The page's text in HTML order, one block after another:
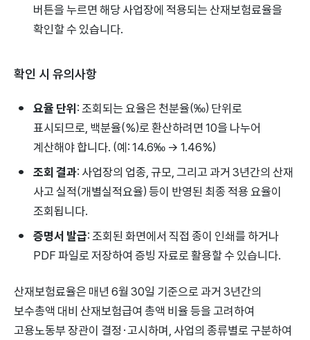
버튼을 누르면 해당 사업장에 적용되는 산재보험료율을
확인할 수 있습니다.
확인 시 유의사항
요율 단위: 조회되는 요율은 천분율(‰) 단위로
표시되므로, 백분율(%)로 환산하려면 10을 나누어
계산해야 합니다. (예: 14.6‰ → 1.46%)
조회 결과: 사업장의 업종, 규모, 그리고 과거 3년간의 산재
사고 실적(개별실적요율) 등이 반영된 최종 적용 요율이
조회됩니다.
증명서 발급: 조회된 화면에서 직접 종이 인쇄를 하거나
PDF 파일로 저장하여 증빙 자료로 활용할 수 있습니다.
산재보험료율은 매년 6월 30일 기준으로 과거 3년간의
보수총액 대비 산재보험급여 총액 비율 등을 고려하여
고용노동부 장관이 결정·고시하며, 사업의 종류별로 구분하여